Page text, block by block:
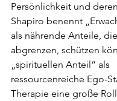
Persönlichkeit und
Shapiro benennt
als nährende Anteile,
abgrenzen, schützen
„spirituellen Anteil“ als
ressourcenreiche Ego-
Therapie eine große